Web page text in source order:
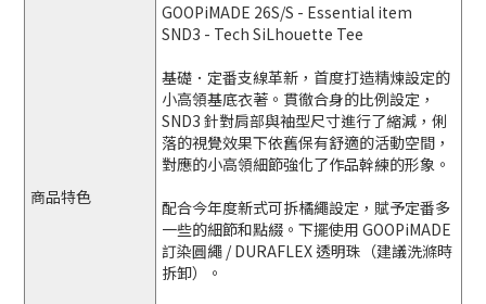
商品特色
GOOPiMADE 26S/S - Essential item
SND3 - Tech SiLhouette Tee
基礎．定番支線革新，首度打造精煉設定的
小高領基底衣著。貫徹合身的比例設定，
SND3 針對肩部與袖型尺寸進行了縮減，俐
落的視覺效果下依舊保有舒適的活動空間，
對應的小高領細節強化了作品幹練的形象。
配合今年度新式可拆橘繩設定，賦予定番多
一些的細節和點綴。下擺使用 GOOPiMADE
訂染圓繩 / DURAFLEX 透明珠（建議洗滌時
拆卸）。